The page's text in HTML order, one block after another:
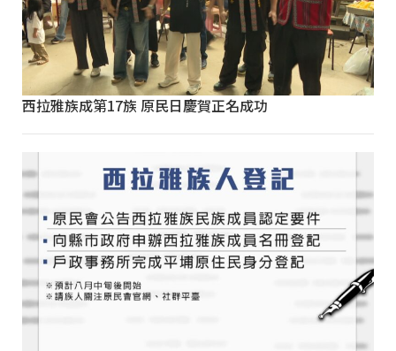
西拉雅族成第17族 原民日慶賀正名成功